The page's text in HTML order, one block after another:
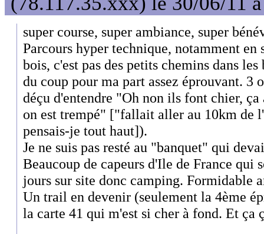
super course, super ambiance, super
Parcours hyper technique, notamment en
bois, c'est pas des petits chemins dans
du coup pour ma part assez éprouvant. 3
déçu d'entendre "Oh non ils font chier, ça
on est trempé" ["fallait aller au 10km de
pensais-je tout haut]).
Je ne suis pas resté au "banquet" qui
Beaucoup de capeurs d'Ile de France qui
jours sur site donc camping. Formidable
Un trail en devenir (seulement la 4ème
la carte 41 qui m'est si cher à fond. Et